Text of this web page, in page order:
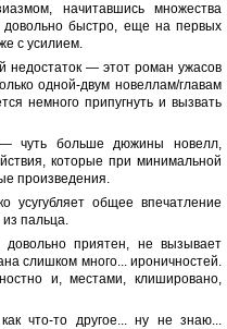
начитавшись множества
быстро, еще на первых
с усилием.
недостаток — этот роман ужасов
одной-двум новеллам/главам
немного припугнуть и вызвать
чуть больше дюжины новелл,
которые при минимальной
произведения.
усугубляет общее впечатление
пальца.
довольно приятен, не вызывает
слишком много... ироничностей.
и, местами, клишировано,
что-то другое... ну не знаю...